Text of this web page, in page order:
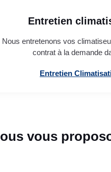
Entretien
Nous entretenons vos
contrat à la demande
Entretien
vous